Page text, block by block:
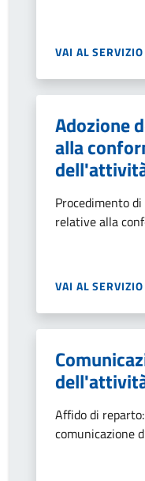
VAI AL SERVIZIO
Adozione
alla
Procedimento
relative alla
VAI AL SERVIZIO
Affido di
comunicazione